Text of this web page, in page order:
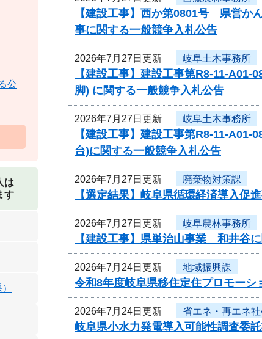
【建設工事】西か第0801号 県営
事に関する一般競争入札公告
2026年7月27日更新 岐阜土木事務所
【建設工事】建設工事第R8-11-
脚) に関する一般競争入札公告
2026年7月27日更新 岐阜土木事務所
【建設工事】建設工事第R8-11-
台)に関する一般競争入札公告
2026年7月27日更新 廃棄物対策課
【選定結果】岐阜県循環経済導入促
2026年7月27日更新 岐阜農林事務所
【建設工事】県単治山事業 和井谷
2026年7月24日更新 地域振興課
令和8年度岐阜県移住定住プロモー
2026年7月24日更新 省エネ・再エネ
岐阜県小水力発電導入可能性調査委
公
は
す